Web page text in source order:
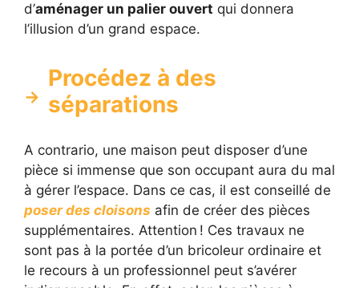
d’aménager un palier ouvert qui donnera
l’illusion d’un grand espace.
Procédez à des
séparations
A contrario, une maison peut disposer d’une
pièce si immense que son occupant aura du mal
à gérer l’espace. Dans ce cas, il est conseillé de
poser des cloisons afin de créer des pièces
supplémentaires. Attention ! Ces travaux ne
sont pas à la portée d’un bricoleur ordinaire et
le recours à un professionnel peut s’avérer